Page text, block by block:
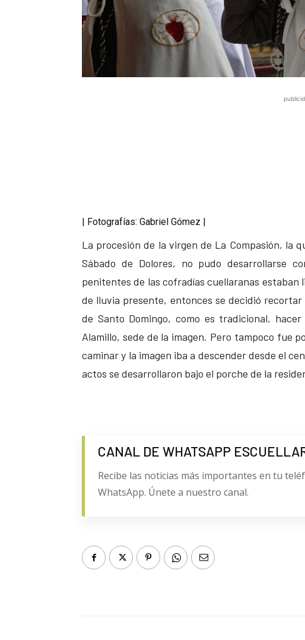
| Fotografías: Gabriel Gómez |
La procesión de la virgen de La Compasión, la
Sábado de Dolores, no pudo desarrollarse
penitentes de las cofradías cuellaranas estaban
de lluvia presente, entonces se decidió
de Santo Domingo, como es tradicional,
Alamillo, sede de la imagen. Pero tampoco fue
caminar y la imagen iba a descender desde el
actos se desarrollaron bajo el porche de la
CANAL DE WHATSAPP
Recibe las noticias más importantes en tu
WhatsApp. Únete a nuestro canal.